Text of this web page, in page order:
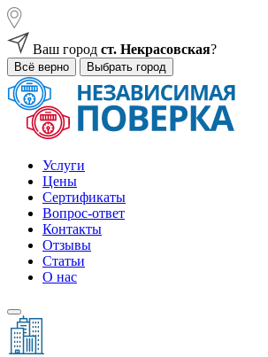
Ваш город ст. Некрасовская?
Всё верно Выбрать город
Услуги
Цены
Сертификаты
Вопрос-ответ
Контакты
Отзывы
Статьи
О нас